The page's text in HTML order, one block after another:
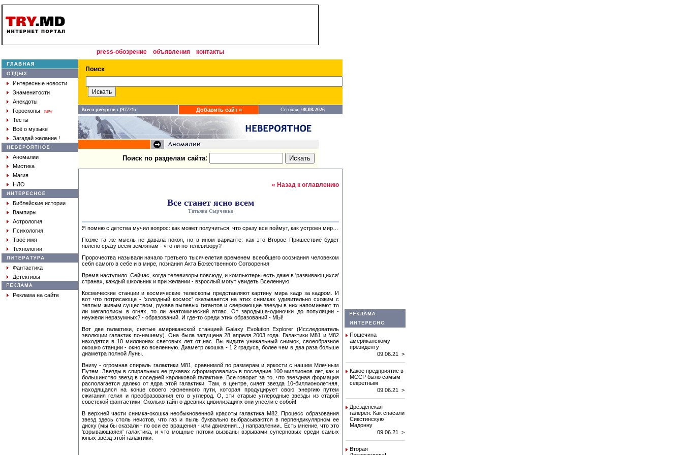
Пощечина
американскому
президенту
09.06.21 >
Какое предприятие в
МССР было самым
секретным
09.06.21 >
Дрезденская
галерея: Как спасали
Сикстинскую
Мадонну
09.06.21 >
Вторая
press-обозрение объявления контакты
Интересные новости
Знаменитости
Анекдоты
Гороскопы
new
Тесты
Всё о музыке
Загадай желание !
Аномалии
Мистика
Магия
НЛО
Библейские истории
Вампиры
Астрология
Психология
Твоё имя
Технологии
Фантастика
Детективы
Реклама на сайте
Всего ресурсов : (97721) Добавить сайт » Сегодня: 08.08.2026
Поиск по разделам сайта:
« Назад к оглавлению
Все станет ясно всем
Татьяна Сырченко
Я помню с детства мучил вопрос: как может получиться, что сразу все поймут, как устроен мир…
Позже та же мысль не давала покоя, но в ином варианте: как это Второе Пришествие будет
явлено сразу всем землянам - что ли по телевизору?
Пророчества называли начало третьего тысячелетия временем всеобщего осознания человеком
себя самого в себе и в мире, познания Акта Божественного Сотворения
Время наступило. Сейчас, когда телевизоры повсюду, и компьютеры есть даже в 'развивающихся'
странах, каждый школьник и при желании - взрослый могут увидеть Вселенную.
Космические станции и космические телескопы представляют картину мира кадр за кадром. И
вот что потрясающе - 'холодный космос' оказывается на этих снимках удивительно схожим с
теплым живым существом, рукава пылевых гигантов и сверкающие звезды в них напоминают то
ли мегаполисы в огнях, то ли анатомический атлас. От зародыша-одиночки до популяции -
неужели неразумных? - образований. И где-то среди этих образований - МЫ!
Вот две галактики, снятые американской станцией Galaxy Evolution Explorer (Исследователь
эволюции галактик по-нашему). Она была запущена 28 апреля 2003 года. Галактики M81 и M82
находятся в 10 миллионах световых лет от нас. Вы видите уникальный снимок, своеобразное
окошко станции - окно во вселенную. Диаметр окошка - 1.2 градуса, более чем в два раза больше
диаметра полной Луны.
Внизу - огромная спираль галактики М81, сравнимой по размерам и яркости с нашим Млечным
Путем. Звезды в спиральных ее рукавах сформировались в последние 100 миллионов лет, как и
большинство звезд в соседней карликовой галактике. Все говорит за то, что звездная формация
располагается далеко от ядра этой галактики. Там, в центре, сияет звезда 10-биллионолетняя,
находящаяся на конце своего жизненного пути, которая продуцирует свою энергию путем
сжигания гелия и преобразования его в углерод. О, эти старые углеродные звезды из старой
советской фантастики! Сколько тайн о древних цивилизациях они унесли с собой!
В верхней части снимка-окошка необыкновенной красоты галактика M82. Процесс образования
звезд здесь столь неистов, что газ и пыль буквально выбрасываются в перпендикулярном ее
диску (мы бы сказали - по оси ее вращения - или движения…) направлении.. Есть мнение, что это
'взрывающаяся' галактика, и что мощные потоки вызваны взрывами суперновых среди самых
юных звезд этой галактики.